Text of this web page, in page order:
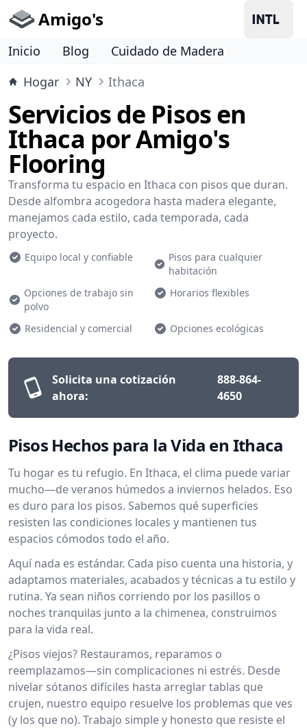
Amigo's
Inicio Blog
Cuidado de Madera
Hogar
NY Ithaca
Servicios de Pisos en
Ithaca por Amigo's
Flooring
Transforma tu espacio en Ithaca con pisos que duran.
Desde alfombra acogedora hasta madera elegante,
manejamos cada estilo, cada temporada, cada
proyecto.
Equipo local y confiable
Pisos para cualquier
habitación
Opciones de trabajo sin
polvo
Horarios flexibles
Residencial y comercial Opciones ecológicas
Solicita una cotización
ahora:
888-864-
4650
Pisos Hechos para la Vida en Ithaca
Tu hogar es tu refugio. En Ithaca, el clima puede variar
mucho—de veranos húmedos a inviernos helados. Eso
es duro para los pisos. Sabemos qué superficies
resisten las condiciones locales y mantienen tus
espacios cómodos todo el año.
Aquí nada es estándar. Cada piso cuenta una historia, y
adaptamos materiales, acabados y técnicas a tu estilo y
rutina. Ya sean niños corriendo por los pasillos o
noches tranquilas junto a la chimenea, construimos
para la vida real.
¿Pisos viejos? Restauramos, reparamos o
reemplazamos—sin complicaciones ni estrés. Desde
nivelar sótanos difíciles hasta arreglar tablas que
crujen, nuestro equipo resuelve los problemas que ves
(y los que no). Trabajo simple y honesto que resiste el